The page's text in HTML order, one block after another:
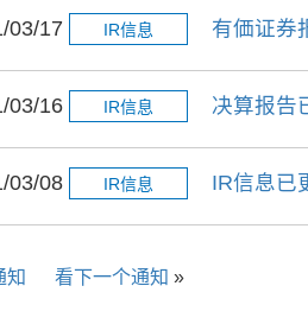
03/17 IR信息 有価证券
03/16 IR信息 决算报告
03/08 IR信息 IR信息已
知 看下一个通知 »